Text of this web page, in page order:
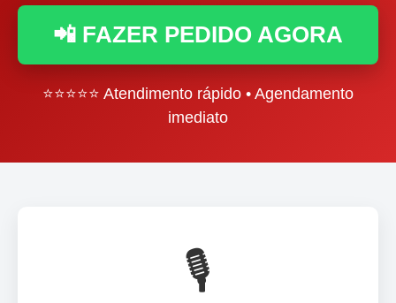
📲 FAZER PEDIDO AGORA
⭐⭐⭐⭐⭐ Atendimento rápido • Agendamento
imediato
🎙️